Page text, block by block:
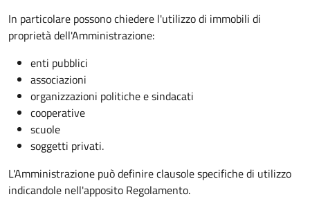
In particolare possono chiedere l'utilizzo di immobili di
proprietà dell'Amministrazione:
enti pubblici
associazioni
organizzazioni politiche e sindacati
cooperative
scuole
soggetti privati.
L'Amministrazione può definire clausole specifiche di utilizzo
indicandole nell'apposito Regolamento.